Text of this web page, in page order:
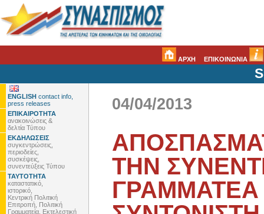
ΑΡΧΗ ΕΠΙΚΟΙΝΩΝΙΑ
ENGLISH contact info,
press releases
ΕΠΙΚΑΙΡΟΤΗΤΑ
ανακοινώσεις &
δελτία Τύπου
ΕΚΔΗΛΩΣΕΙΣ
συγκεντρώσεις,
περιοδείες,
συσκέψεις,
συνεντεύξεις Τύπου
ΤΑΥΤΟΤΗΤΑ
καταστατικό,
ιστορικό,
Κεντρική Πολιτική
Επιτροπή, Πολιτική
Γραμματεία, Εκτελεστική
04/04/2013
ΤΗΝ
ΓΡΑΜΜΑΤΕΑ